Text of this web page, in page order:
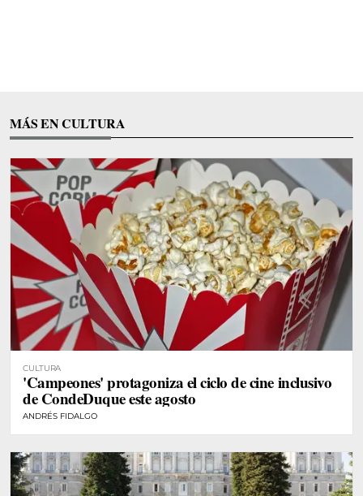
MÁS EN CULTURA
CULTURA
'Campeones' protagoniza el ciclo de cine inclusivo
de CondeDuque este agosto
ANDRÉS FIDALGO